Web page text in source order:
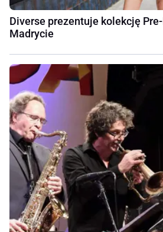
Diverse prezentuje kolekcję
Madrycie